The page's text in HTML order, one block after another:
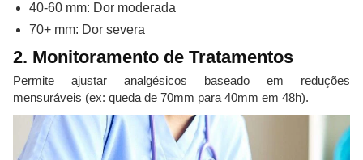
40-60 mm: Dor moderada
70+ mm: Dor severa
2. Monitoramento de Tratamentos
Permite ajustar analgésicos baseado em reduções
mensuráveis (ex: queda de 70mm para 40mm em 48h).